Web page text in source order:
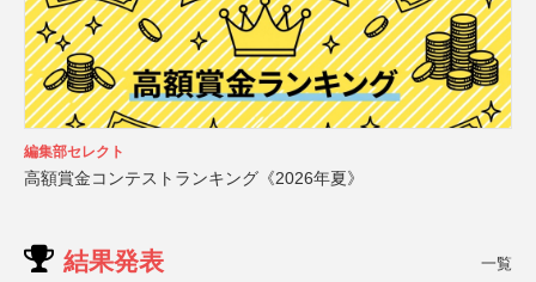
編集部セレクト
高額賞金コンテストランキング《2026年夏》
結果発表 一覧